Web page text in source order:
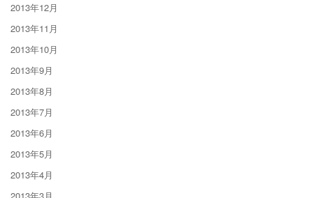
2013年12月
2013年11月
2013年10月
2013年9月
2013年8月
2013年7月
2013年6月
2013年5月
2013年4月